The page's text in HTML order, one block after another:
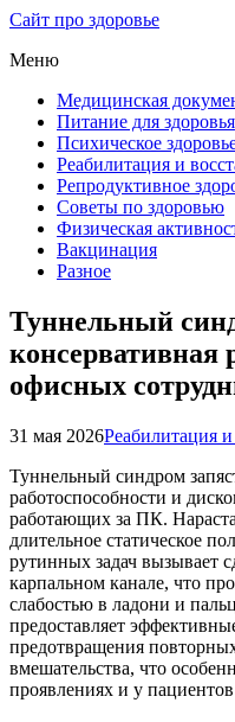
Сайт про здоровье
Меню
Медицинская
Питание для здоровья
Психическое
Реабилитация и
Репродуктивное
Советы по здоровью
Физическая
Вакцинация
Разное
Туннельный
консервативная
офисных
31 мая 2026Реабилитация
Туннельный синдром
работоспособности и
работающих за ПК.
длительное статическое
рутинных задач вызывает
карпальном канале, что
слабостью в ладони и
предоставляет
предотвращения
вмешательства, что
проявлениях и у